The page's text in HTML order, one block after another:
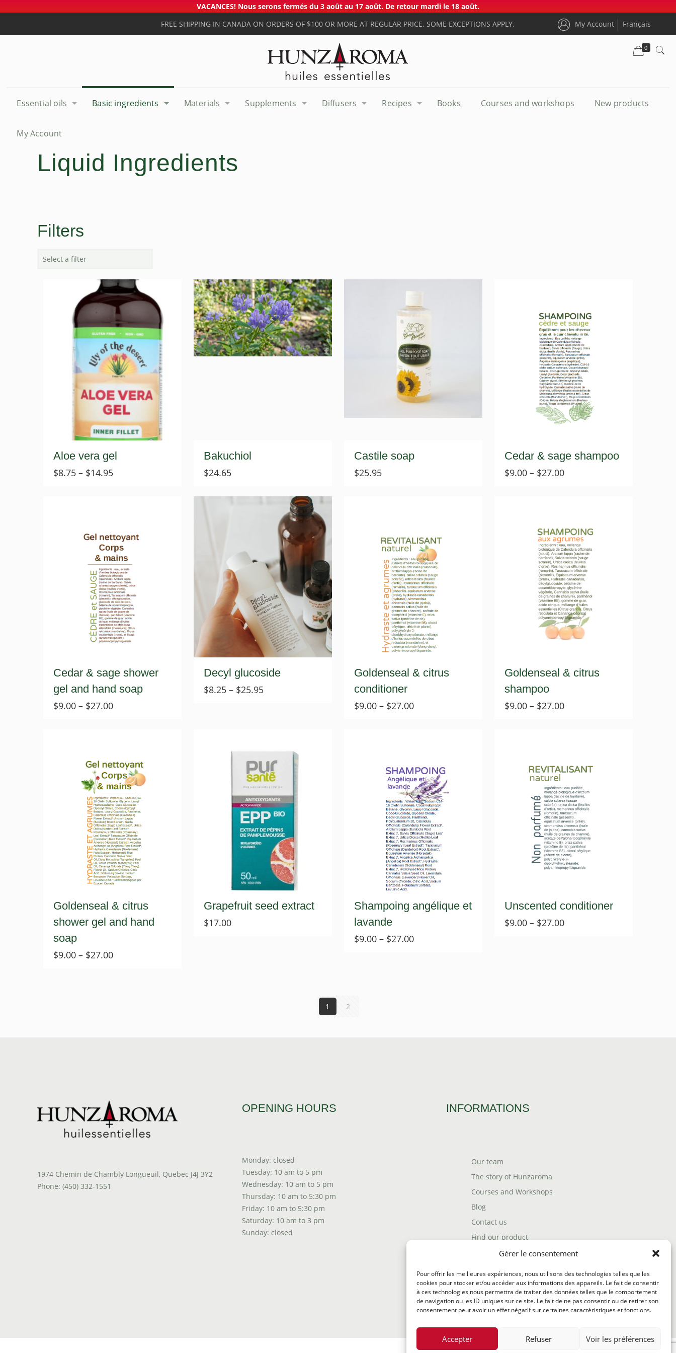
Gérer le consentement
Pour offrir les meilleures expériences, nous utilisons des technologies telles que les
cookies pour stocker et/ou accéder aux informations des appareils. Le fait de consentir
à ces technologies nous permettra de traiter des données telles que le comportement
de navigation ou les ID uniques sur ce site. Le fait de ne pas consentir ou de retirer son
consentement peut avoir un effet négatif sur certaines caractéristiques et fonctions.
Accepter Refuser Voir les préférences
VACANCES! Nous serons fermés du 3 août au 17 août. De retour mardi le 18 août.
FREE SHIPPING IN CANADA ON ORDERS OF $100 OR MORE AT REGULAR PRICE. SOME EXCEPTIONS APPLY.
My Account Français
Essential oils Basic ingredients Materials Supplements Diffusers Recipes Books Courses and workshops New products
My Account
0
Liquid Ingredients
Filters
Aloe vera gel
$8.75 – $14.95Price
Bakuchiol
$24.65
Castile soap
$25.95
Cedar & sage shampoo
$9.00 – $27.00Price
Cedar & sage shower
gel and hand soap
$9.00 – $27.00Price
Decyl glucoside
$8.25 – $25.95Price
Goldenseal & citrus
conditioner
$9.00 – $27.00Price
Goldenseal & citrus
shampoo
$9.00 – $27.00Price
Goldenseal & citrus
shower gel and hand
soap
$9.00 – $27.00Price
Grapefruit seed extract
$17.00
Shampoing angélique et
lavande
$9.00 – $27.00Price
Unscented conditioner
$9.00 – $27.00Price
1 2
1974 Chemin de Chambly Longueuil, Quebec J4J 3Y2
Phone: (450) 332-1551
OPENING HOURS
Monday: closed
Tuesday: 10 am to 5 pm
Wednesday: 10 am to 5 pm
Thursday: 10 am to 5:30 pm
Friday: 10 am to 5:30 pm
Saturday: 10 am to 3 pm
Sunday: closed
INFORMATIONS
Our team
The story of Hunzaroma
Courses and Workshops
Blog
Contact us
Find our product
Shipping policy
Return policy